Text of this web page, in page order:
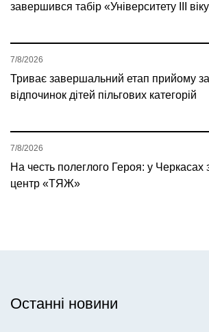
завершився табір «Університету ІІІ
Триває завершальний етап прийому
відпочинок дітей пільгових категорій
7/8/2026
На честь полеглого Героя: у
центр «ТЯЖ»
7/8/2026
Останні новини